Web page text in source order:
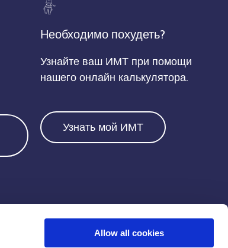
Allow all cookies
Необходимо похудеть?
Узнайте ваш ИМТ при помощи
нашего онлайн калькулятора.
Узнать мой ИМТ
Напишите нам: